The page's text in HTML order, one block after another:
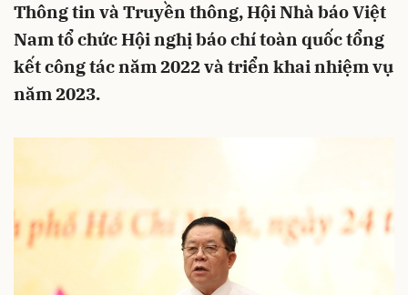
Thông tin và Truyền thông, Hội Nhà báo Việt
Nam tổ chức Hội nghị báo chí toàn quốc tổng
kết công tác năm 2022 và triển khai nhiệm vụ
năm 2023.